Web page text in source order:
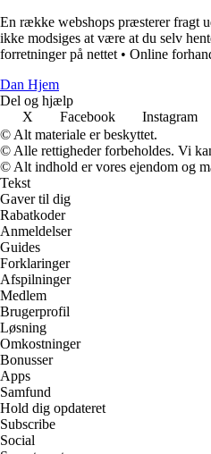
En række webshops præsterer fragt
ikke modsiges at være at du selv
forretninger på nettet • Online
Dan Hjem
Del og hjælp
X
Facebook Instagram
© Alt materiale er beskyttet.
© Alle rettigheder forbeholdes. Vi
© Alt indhold er vores ejendom og
Tekst
Gaver til dig
Rabatkoder
Anmeldelser
Guides
Forklaringer
Afspilninger
Medlem
Brugerprofil
Løsning
Omkostninger
Bonusser
Apps
Samfund
Hold dig opdateret
Subscribe
Social